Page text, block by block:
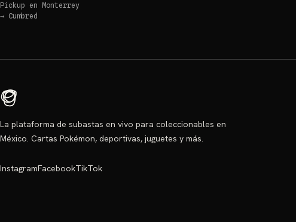
Pickup en Monterrey
→ Cumbred
La plataforma de subastas en vivo para coleccionables en
México. Cartas Pokémon, deportivas, juguetes y más.
InstagramFacebookTikTok